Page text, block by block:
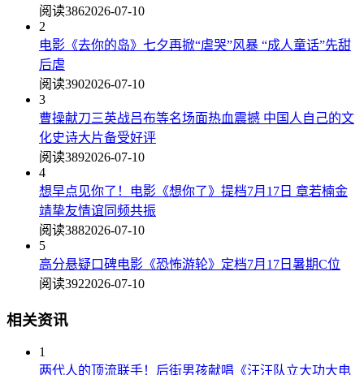
阅读3862026-07-10
2
电影《去你的岛》七夕再掀“虐哭”风暴 “成人童话”先甜
后虐
阅读3902026-07-10
3
曹操献刀三英战吕布等名场面热血震撼 中国人自己的文
化史诗大片备受好评
阅读3892026-07-10
4
想早点见你了！电影《想你了》提档7月17日 章若楠金
靖挚友情谊同频共振
阅读3882026-07-10
5
高分悬疑口碑电影《恐怖游轮》定档7月17日暑期C位
阅读3922026-07-10
相关资讯
1
两代人的顶流联手！后街男孩献唱《汪汪队立大功大电